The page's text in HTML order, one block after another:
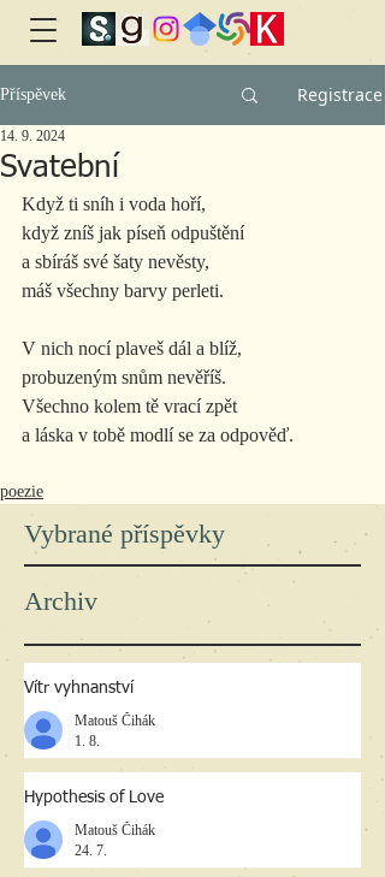
Příspěvek Registrace
Svatební
14. 9. 2024
Když ti sníh i voda hoří,
když zníš jak píseň odpuštění
a sbíráš své šaty nevěsty,
máš všechny barvy perleti.
V nich nocí plaveš dál a blíž,
probuzeným snům nevěříš.
Všechno kolem tě vrací zpět
a láska v tobě modlí se za odpověď.
poezie
Vybrané příspěvky
Archiv
Vítr vyhnanství
Matouš Čihák
1. 8.
Hypothesis of Love
Matouš Čihák
24. 7.